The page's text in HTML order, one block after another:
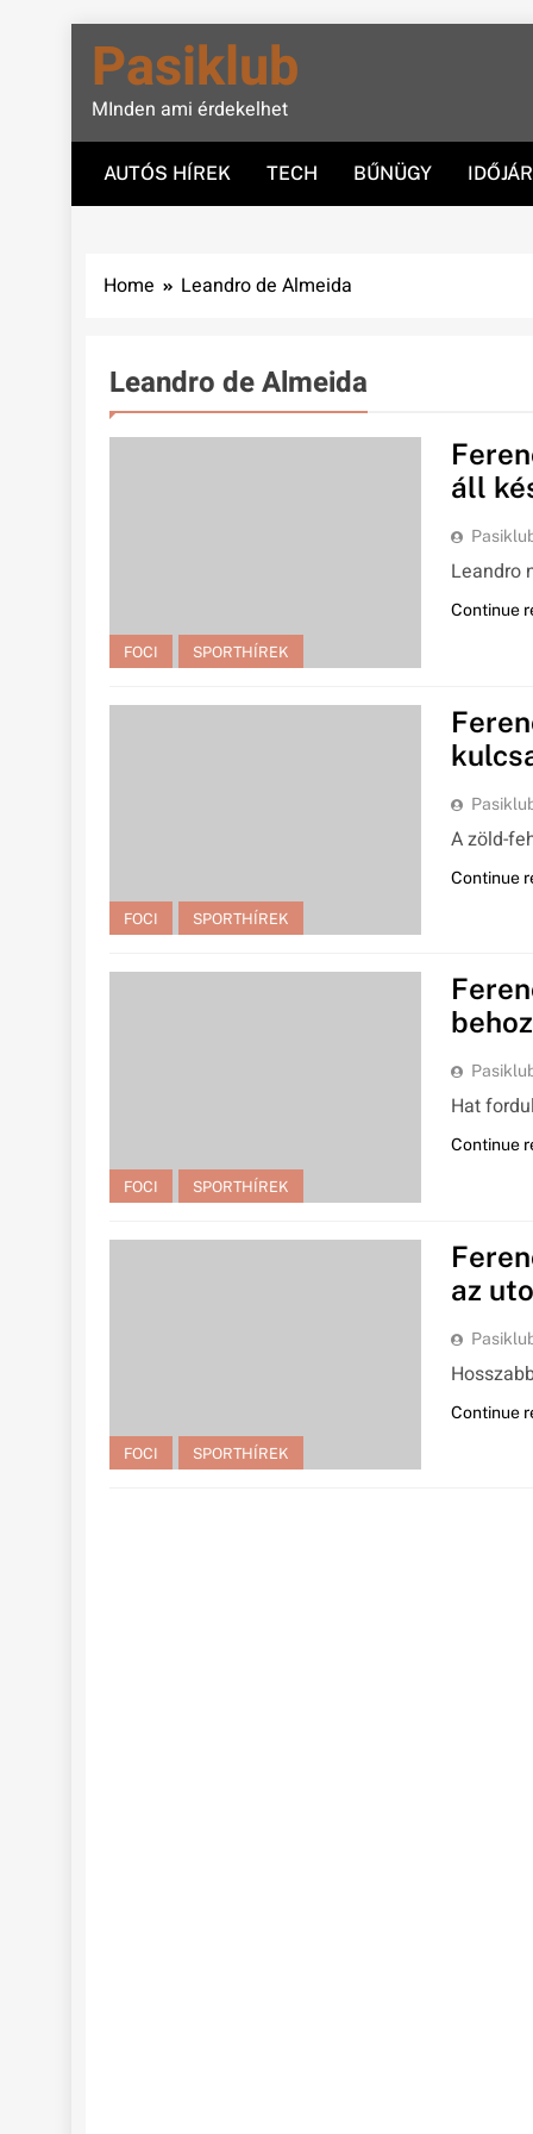
content
Pasiklub
MInden ami érdekelhet
AUTÓS HÍREK TECH BŰNÜGY
Home Leandro de Almeida
Leandro de Almeida
FOCI SPORTHÍREK
áll
Leandro
Continue
FOCI SPORTHÍREK
A zöld-
Continue
FOCI SPORTHÍREK
Hat
Continue
FOCI SPORTHÍREK
az
Continue